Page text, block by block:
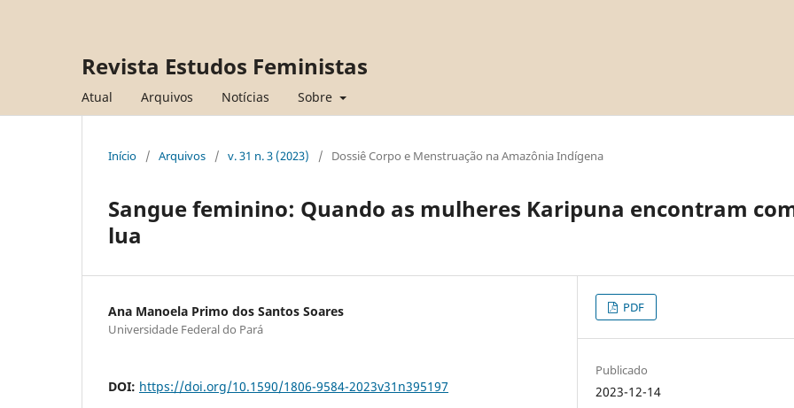
Revista Estudos Feministas
Atual Arquivos Notícias Sobre
Início / Arquivos / v. 31 n. 3 (2023) / Dossiê Corpo e Menstruação na Amazônia Indígena
Sangue feminino: Quando as mulheres Karipuna encontram
lua
Ana Manoela Primo dos Santos Soares
Universidade Federal do Pará
DOI: https://doi.org/10.1590/1806-9584-2023v31n395197
PDF
Publicado
2023-12-14